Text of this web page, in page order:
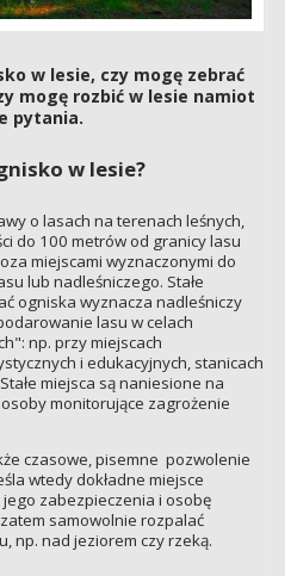
w lesie, czy mogę zebrać
mogę rozbić w lesie namiot
pytania.
w lesie?
o lasach na terenach leśnych,
do 100 metrów od granicy lasu
miejscami wyznaczonymi do
lub nadleśniczego. Stałe
ogniska wyznacza nadleśniczy
lasu w celach
np. przy miejscach
i edukacyjnych, stanicach
miejsca są naniesione na
monitorujące zagrożenie
czasowe, pisemne pozwolenie
wtedy dokładne miejsce
zabezpieczenia i osobę
samowolnie rozpalać
np. nad jeziorem czy rzeką.